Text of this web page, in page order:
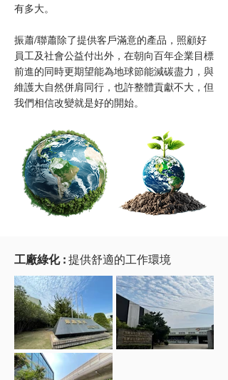
有多大。
振蕭/聯蕭除了提供客戶滿意的產品，照顧好
員工及社會公益付出外，在朝向百年企業目標
前進的同時更期望能為地球節能減碳盡力，與
維護大自然併肩同行，也許整體貢獻不大，但
我們相信改變就是好的開始。
工廠綠化 : 提供舒適的工作環境